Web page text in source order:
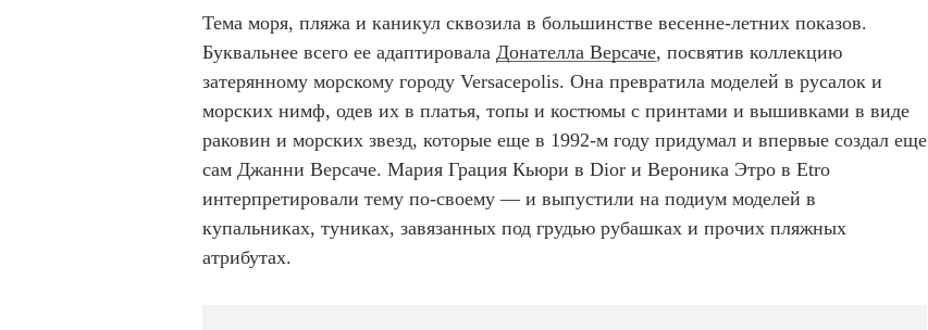
Тема моря, пляжа и каникул сквозила в большинстве весенне-летних показов.
Буквальнее всего ее адаптировала Донателла Версаче, посвятив коллекцию
затерянному морскому городу Versacepolis. Она превратила моделей в русалок и
морских нимф, одев их в платья, топы и костюмы с принтами и вышивками в виде
раковин и морских звезд, которые еще в 1992-м году придумал и впервые создал еще
сам Джанни Версаче. Мария Грация Кьюри в Dior и Вероника Этро в Etro
интерпретировали тему по-своему — и выпустили на подиум моделей в
купальниках, туниках, завязанных под грудью рубашках и прочих пляжных
атрибутах.